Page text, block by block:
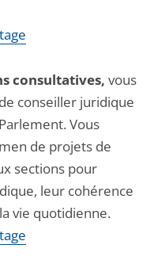
consultatives, vous
conseiller juridique
Vous
de projets de
sections pour
leur cohérence
vie quotidienne.